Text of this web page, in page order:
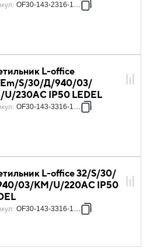
: OF30-143-2316-14P4
L-office
S/30/Д/940/03/
230AC IP50 LEDEL
: OF30-143-3316-14P3
L-office 32/S/30/
03/КМ/U/220AC IP50
: OF30-143-3316-14P4